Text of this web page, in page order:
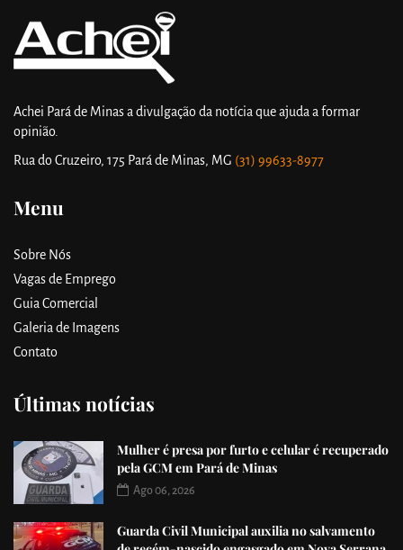
Achei Pará de Minas a divulgação da notícia que ajuda a formar
opinião.
Rua do Cruzeiro, 175 Pará de Minas, MG (31) 99633-8977
Menu
Sobre Nós
Vagas de Emprego
Guia Comercial
Galeria de Imagens
Contato
Últimas notícias
Mulher é presa por furto e celular é recuperado
pela GCM em Pará de Minas
Ago 06, 2026
Guarda Civil Municipal auxilia no salvamento